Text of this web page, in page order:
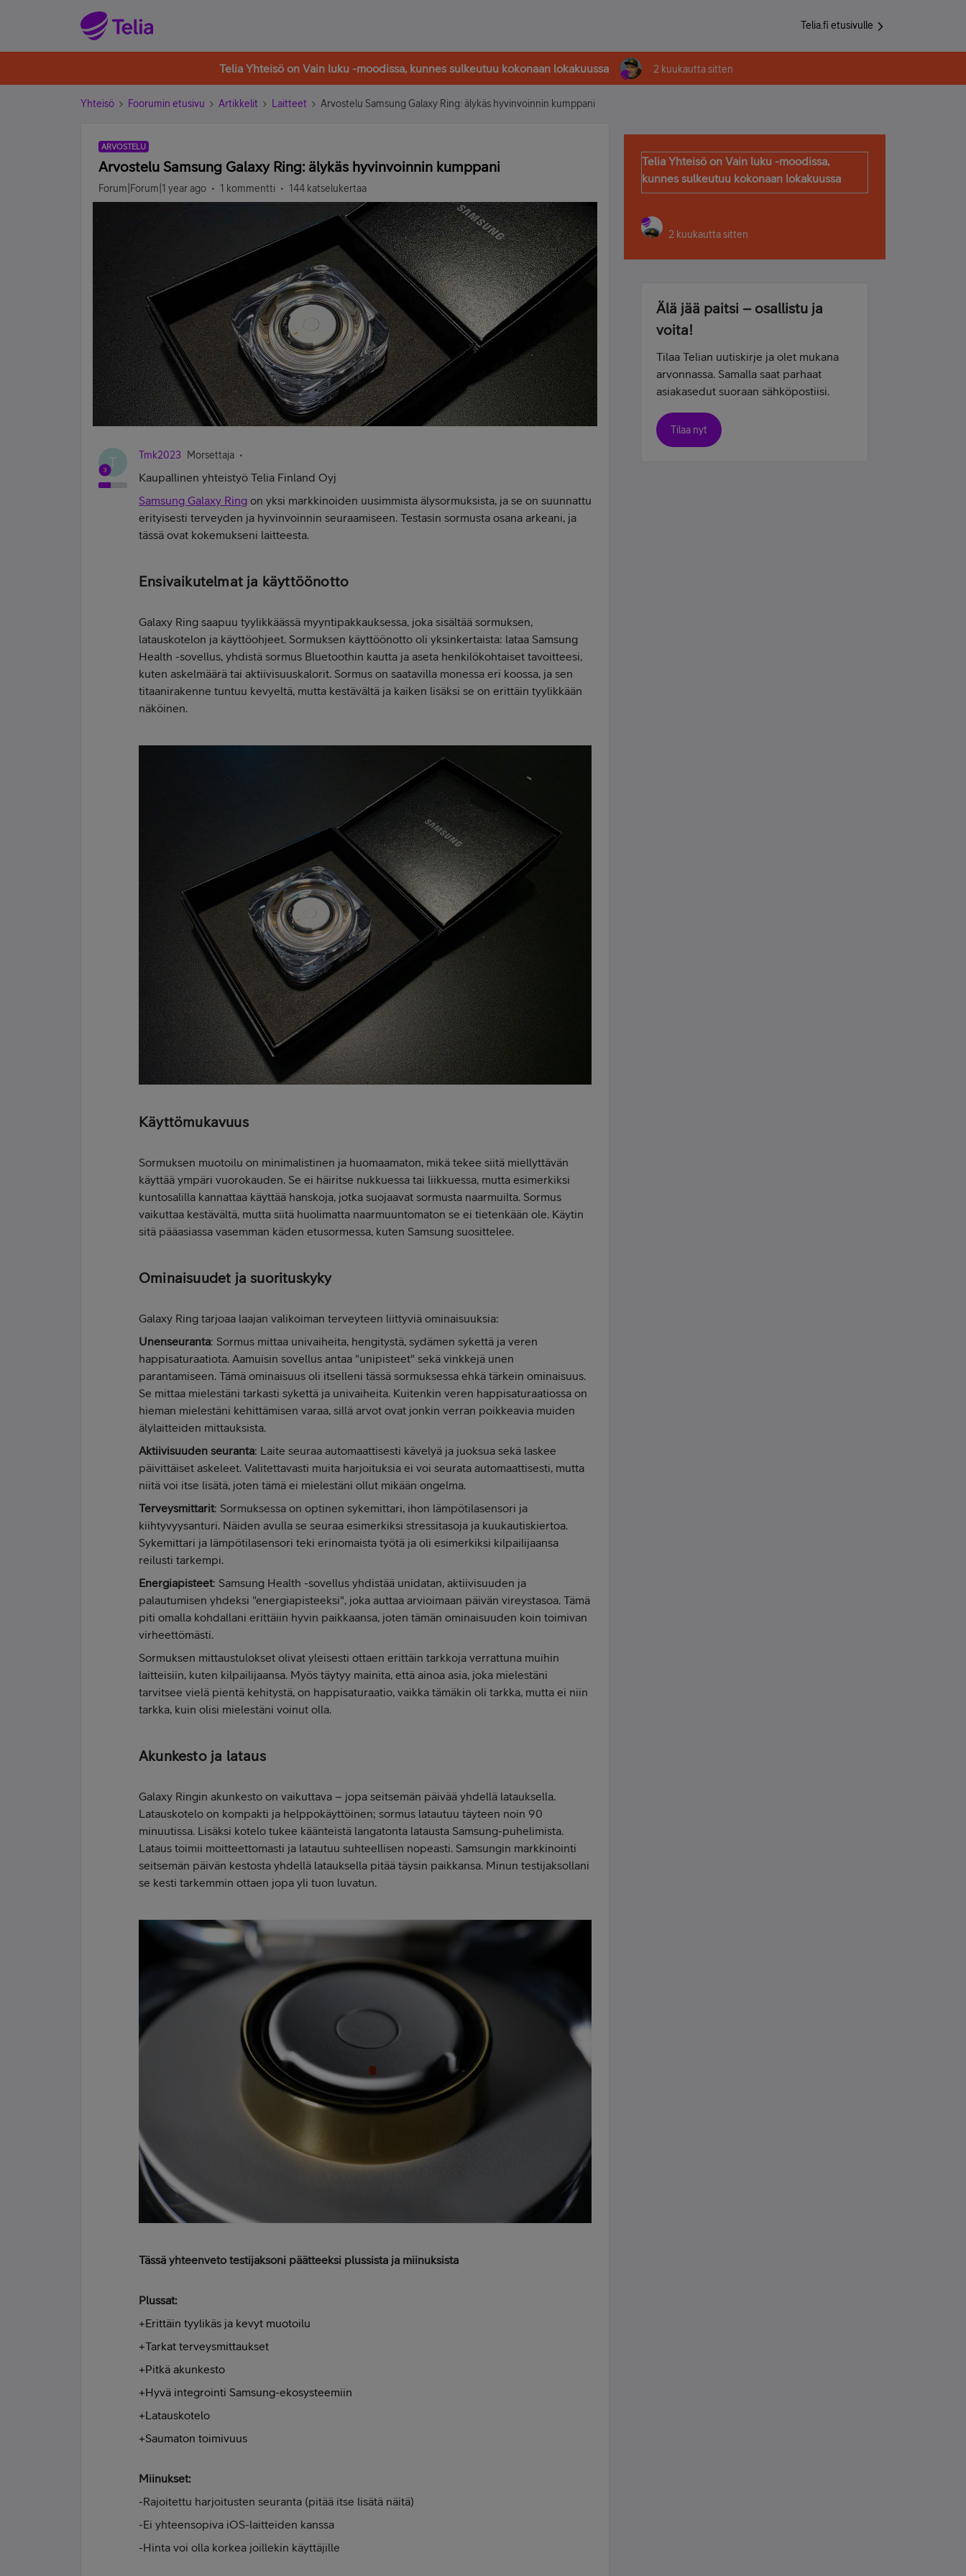
Telia.fi etusivulle
Telia Yhteisö on Vain luku -moodissa, kunnes sulkeutuu kokonaan lokakuussa 2 kuukautta sitten
Yhteisö Foorumin etusivu Artikkelit Laitteet Arvostelu Samsung Galaxy Ring: älykäs hyvinvoinnin kumppani
ARVOSTELU
Arvostelu Samsung Galaxy Ring: älykäs hyvinvoinnin kumppani
Forum|Forum|1 year ago 1 kommentti 144 katselukertaa
T Tmk2023 Morsettaja
Kaupallinen yhteistyö Telia Finland Oyj
Samsung Galaxy Ring on yksi markkinoiden uusimmista älysormuksista, ja se on suunnattu
erityisesti terveyden ja hyvinvoinnin seuraamiseen. Testasin sormusta osana arkeani, ja
tässä ovat kokemukseni laitteesta.
Ensivaikutelmat ja käyttöönotto
Galaxy Ring saapuu tyylikkäässä myyntipakkauksessa, joka sisältää sormuksen,
latauskotelon ja käyttöohjeet. Sormuksen käyttöönotto oli yksinkertaista: lataa Samsung
Health -sovellus, yhdistä sormus Bluetoothin kautta ja aseta henkilökohtaiset tavoitteesi,
kuten askelmäärä tai aktiivisuuskalorit. Sormus on saatavilla monessa eri koossa, ja sen
titaanirakenne tuntuu kevyeltä, mutta kestävältä ja kaiken lisäksi se on erittäin tyylikkään
näköinen.
Käyttömukavuus
Sormuksen muotoilu on minimalistinen ja huomaamaton, mikä tekee siitä miellyttävän
käyttää ympäri vuorokauden. Se ei häiritse nukkuessa tai liikkuessa, mutta esimerkiksi
kuntosalilla kannattaa käyttää hanskoja, jotka suojaavat sormusta naarmuilta. Sormus
vaikuttaa kestävältä, mutta siitä huolimatta naarmuuntomaton se ei tietenkään ole. Käytin
sitä pääasiassa vasemman käden etusormessa, kuten Samsung suosittelee.
Ominaisuudet ja suorituskyky
Galaxy Ring tarjoaa laajan valikoiman terveyteen liittyviä ominaisuuksia:
Unenseuranta: Sormus mittaa univaiheita, hengitystä, sydämen sykettä ja veren
happisaturaatiota. Aamuisin sovellus antaa "unipisteet" sekä vinkkejä unen
parantamiseen. Tämä ominaisuus oli itselleni tässä sormuksessa ehkä tärkein ominaisuus.
Se mittaa mielestäni tarkasti sykettä ja univaiheita. Kuitenkin veren happisaturaatiossa on
hieman mielestäni kehittämisen varaa, sillä arvot ovat jonkin verran poikkeavia muiden
älylaitteiden mittauksista.
Aktiivisuuden seuranta: Laite seuraa automaattisesti kävelyä ja juoksua sekä laskee
päivittäiset askeleet. Valitettavasti muita harjoituksia ei voi seurata automaattisesti, mutta
niitä voi itse lisätä, joten tämä ei mielestäni ollut mikään ongelma.
Terveysmittarit: Sormuksessa on optinen sykemittari, ihon lämpötilasensori ja
kiihtyvyysanturi. Näiden avulla se seuraa esimerkiksi stressitasoja ja kuukautiskiertoa.
Sykemittari ja lämpötilasensori teki erinomaista työtä ja oli esimerkiksi kilpailijaansa
reilusti tarkempi.
Energiapisteet: Samsung Health -sovellus yhdistää unidatan, aktiivisuuden ja
palautumisen yhdeksi "energiapisteeksi", joka auttaa arvioimaan päivän vireystasoa. Tämä
piti omalla kohdallani erittäiin hyvin paikkaansa, joten tämän ominaisuuden koin toimivan
virheettömästi.
Sormuksen mittaustulokset olivat yleisesti ottaen erittäin tarkkoja verrattuna muihin
laitteisiin, kuten kilpailijaansa. Myös täytyy mainita, että ainoa asia, joka mielestäni
tarvitsee vielä pientä kehitystä, on happisaturaatio, vaikka tämäkin oli tarkka, mutta ei niin
tarkka, kuin olisi mielestäni voinut olla.
Akunkesto ja lataus
Galaxy Ringin akunkesto on vaikuttava – jopa seitsemän päivää yhdellä latauksella.
Latauskotelo on kompakti ja helppokäyttöinen; sormus latautuu täyteen noin 90
minuutissa. Lisäksi kotelo tukee käänteistä langatonta latausta Samsung-puhelimista.
Lataus toimii moitteettomasti ja latautuu suhteellisen nopeasti. Samsungin markkinointi
seitsemän päivän kestosta yhdellä latauksella pitää täysin paikkansa. Minun testijaksollani
se kesti tarkemmin ottaen jopa yli tuon luvatun.
Tässä yhteenveto testijaksoni päätteeksi plussista ja miinuksista
Plussat:
+Erittäin tyylikäs ja kevyt muotoilu
+Tarkat terveysmittaukset
+Pitkä akunkesto
+Hyvä integrointi Samsung-ekosysteemiin
+Latauskotelo
+Saumaton toimivuus
Miinukset:
-Rajoitettu harjoitusten seuranta (pitää itse lisätä näitä)
-Ei yhteensopiva iOS-laitteiden kanssa
-Hinta voi olla korkea joillekin käyttäjille
Telia Yhteisö on Vain luku -moodissa,
kunnes sulkeutuu kokonaan lokakuussa
2 kuukautta sitten
Älä jää paitsi – osallistu ja
voita!
Tilaa Telian uutiskirje ja olet mukana
arvonnassa. Samalla saat parhaat
asiakasedut suoraan sähköpostiisi.
Tilaa nyt